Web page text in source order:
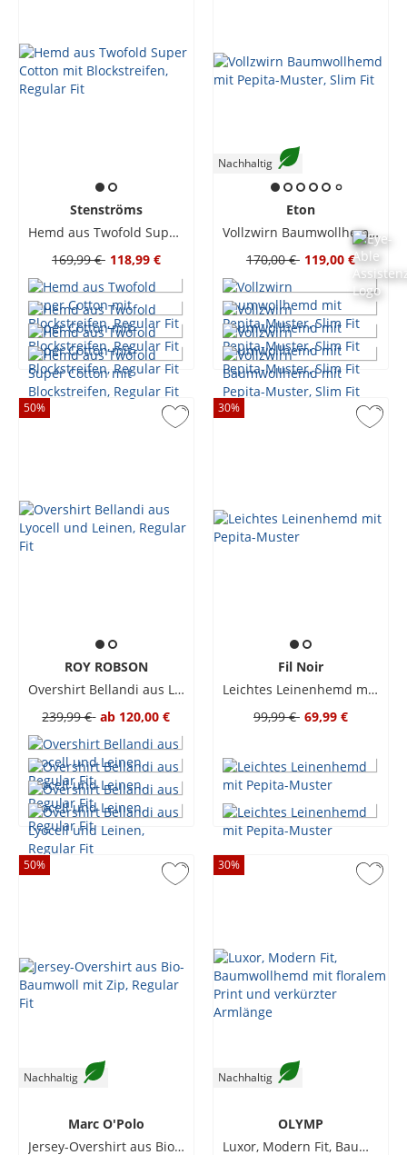
Stenströms
Hemd aus Twofold Super Cotton mit Blockstreifen, Regular Fit
169,99 € 118,99 €
Nachhaltig
Eton
Vollzwirn Baumwollhemd mit Pepita-Muster, Slim Fit
170,00 € 119,00 €
50%
ROY ROBSON
Overshirt Bellandi aus Lyocell und Leinen, Regular Fit
239,99 € ab 120,00 €
30%
Fil Noir
Leichtes Leinenhemd mit Pepita-Muster
99,99 € 69,99 €
50%
Nachhaltig
Marc O'Polo
Jersey-Overshirt aus Bio-Baumwoll mit Zip, Regular Fit
30%
Nachhaltig
OLYMP
Luxor, Modern Fit, Baumwollhemd mit floralem Print und verkürzter Armlänge